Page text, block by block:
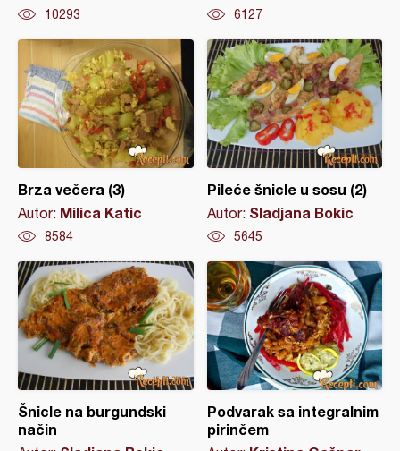
10293 6127
Brza večera (3)
Autor: Milica Katic
8584
Pileće šnicle u sosu (2)
Autor: Sladjana Bokic
5645
Šnicle na burgundski
način
Podvarak sa integralnim
pirinčem